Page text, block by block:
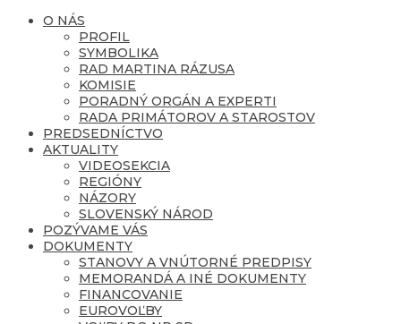
O NÁS
PROFIL
SYMBOLIKA
RAD MARTINA RÁZUSA
KOMISIE
PORADNÝ ORGÁN A EXPERTI
RADA PRIMÁTOROV A STAROSTOV
PREDSEDNÍCTVO
AKTUALITY
VIDEOSEKCIA
REGIÓNY
NÁZORY
SLOVENSKÝ NÁROD
POZÝVAME VÁS
DOKUMENTY
STANOVY A VNÚTORNÉ PREDPISY
MEMORANDÁ A INÉ DOKUMENTY
FINANCOVANIE
EUROVOĽBY